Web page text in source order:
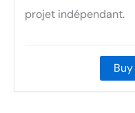
projet indépendant.